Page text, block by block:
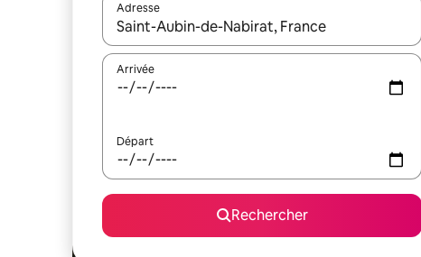
Adresse
Lorsque les résultats s'affichent, utilisez les flèches
Arrivée
Départ
Rechercher